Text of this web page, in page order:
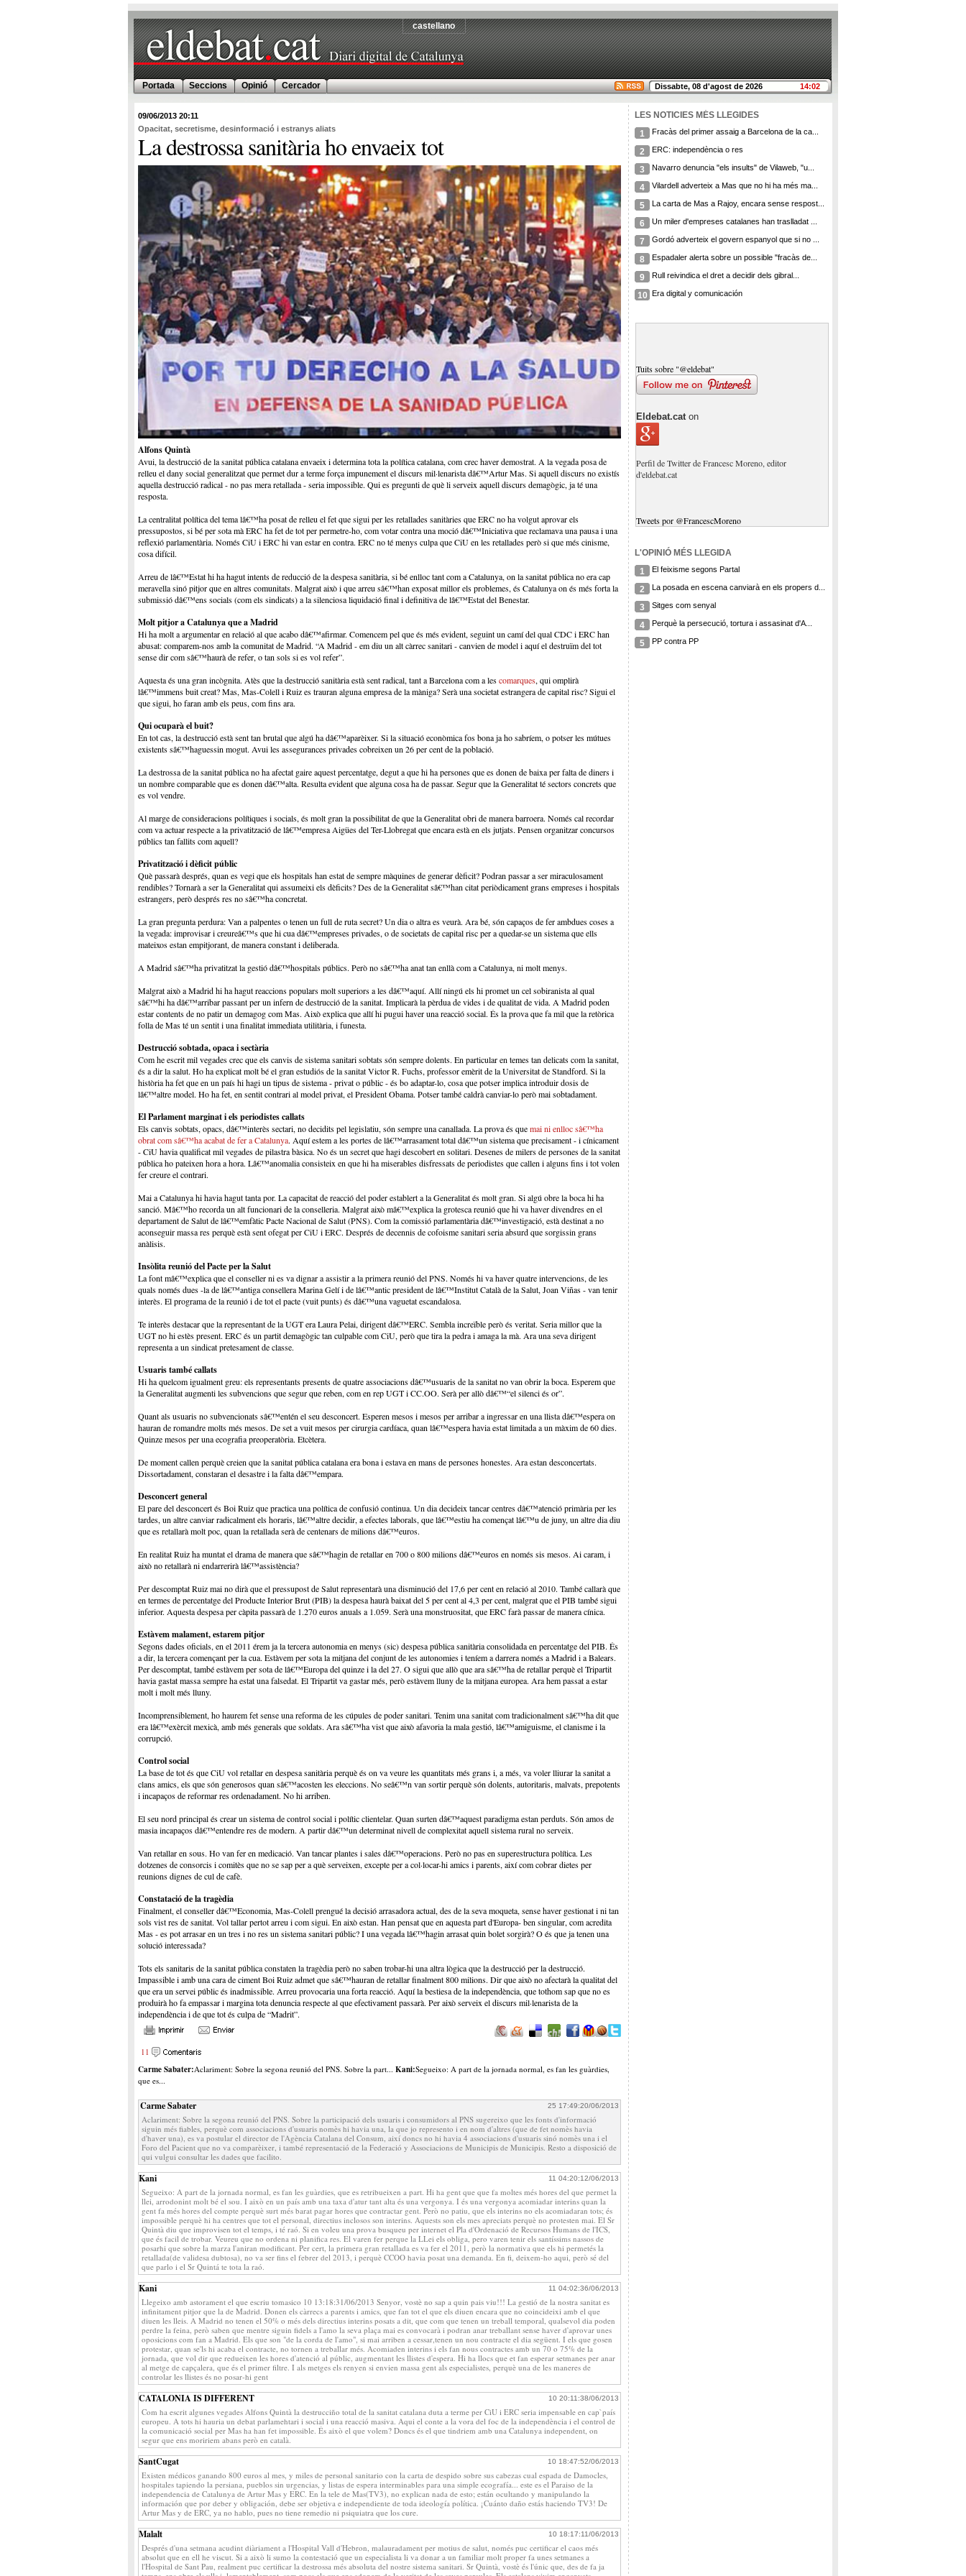
castellano
Dissabte, 08 d'agost de 2026 14:02
Portada Seccions Opinió Cercador
09/06/2013 20:11
Opacitat, secretisme, desinformació i estranys aliats
La destrossa sanitària ho envaeix tot
Alfons Quintà
Avui, la destrucció de la sanitat pública catalana envaeix i determina tota la política catalana, com crec haver demostrat. A la vegada posa de
relleu el dany social generalitzat que permet dur a terme força impunement el discurs mil·lenarista dâ€™Artur Mas. Si aquell discurs no existís
aquella destrucció radical - no pas mera retallada - seria impossible. Qui es pregunti de què li serveix aquell discurs demagògic, ja té una
resposta.
La centralitat política del tema lâ€™ha posat de relleu el fet que sigui per les retallades sanitàries que ERC no ha volgut aprovar els
pressupostos, si bé per sota mà ERC ha fet de tot per permetre-ho, com votar contra una moció dâ€™Iniciativa que reclamava una pausa i una
reflexió parlamentària. Només CiU i ERC hi van estar en contra. ERC no té menys culpa que CiU en les retallades però si que més cinisme,
cosa difícil.
Arreu de lâ€™Estat hi ha hagut intents de reducció de la despesa sanitària, si bé enlloc tant com a Catalunya, on la sanitat pública no era cap
meravella sinó pitjor que en altres comunitats. Malgrat això i que arreu sâ€™han exposat millor els problemes, és Catalunya on és més forta la
submissió dâ€™ens socials (com els sindicats) a la silenciosa liquidació final i definitiva de lâ€™Estat del Benestar.
Molt pitjor a Catalunya que a Madrid
Hi ha molt a argumentar en relació al que acabo dâ€™afirmar. Comencem pel que és més evident, seguint un camí del qual CDC i ERC han
abusat: comparem-nos amb la comunitat de Madrid. “A Madrid - em diu un alt càrrec sanitari - canvien de model i aquí el destruïm del tot
sense dir com sâ€™haurà de refer, o tan sols si es vol refer”.
Aquesta és una gran incògnita. Atès que la destrucció sanitària està sent radical, tant a Barcelona com a lescomarques, qui omplirà
lâ€™immens buit creat? Mas, Mas-Colell i Ruiz es trauran alguna empresa de la màniga? Serà una societat estrangera de capital risc? Sigui el
que sigui, ho faran amb els peus, com fins ara.
Qui ocuparà el buit?
En tot cas, la destrucció està sent tan brutal que algú ha dâ€™aparèixer. Si la situació econòmica fos bona ja ho sabríem, o potser les mútues
existents sâ€™haguessin mogut. Avui les assegurances privades cobreixen un 26 per cent de la població.
La destrossa de la sanitat pública no ha afectat gaire aquest percentatge, degut a que hi ha persones que es donen de baixa per falta de diners i
un nombre comparable que es donen dâ€™alta. Resulta evident que alguna cosa ha de passar. Segur que la Generalitat té sectors concrets que
es vol vendre.
Al marge de consideracions polítiques i socials, és molt gran la possibilitat de que la Generalitat obri de manera barroera. Només cal recordar
com va actuar respecte a la privatització de lâ€™empresa Aigües del Ter-Llobregat que encara està en els jutjats. Pensen organitzar concursos
públics tan fallits com aquell?
Privatització i dèficit públic
Què passarà després, quan es vegi que els hospitals han estat de sempre màquines de generar dèficit? Podran passar a ser miraculosament
rendibles? Tornarà a ser la Generalitat qui assumeixi els dèficits? Des de la Generalitat sâ€™han citat periòdicament grans empreses i hospitals
estrangers, però després res no sâ€™ha concretat.
La gran pregunta perdura: Van a palpentes o tenen un full de ruta secret? Un dia o altra es veurà. Ara bé, són capaços de fer ambdues coses a
la vegada: improvisar i creureâ€™s que hi cua dâ€™empreses privades, o de societats de capital risc per a quedar-se un sistema que ells
mateixos estan empitjorant, de manera constant i deliberada.
A Madrid sâ€™ha privatitzat la gestió dâ€™hospitals públics. Però no sâ€™ha anat tan enllà com a Catalunya, ni molt menys.
Malgrat això a Madrid hi ha hagut reaccions populars molt superiors a les dâ€™aquí. Allí ningú els hi promet un cel sobiranista al qual
sâ€™hi ha dâ€™arribar passant per un infern de destrucció de la sanitat. Implicarà la pèrdua de vides i de qualitat de vida. A Madrid poden
estar contents de no patir un demagog com Mas. Això explica que allí hi pugui haver una reacció social. És la prova que fa mil que la retòrica
folla de Mas té un sentit i una finalitat immediata utilitària, i funesta.
Destrucció sobtada, opaca i sectària
Com he escrit mil vegades crec que els canvis de sistema sanitari sobtats són sempre dolents. En particular en temes tan delicats com la sanitat,
és a dir la salut. Ho ha explicat molt bé el gran estudiós de la sanitat Victor R. Fuchs, professor emèrit de la Universitat de Standford. Si la
història ha fet que en un país hi hagi un tipus de sistema - privat o públic - és bo adaptar-lo, cosa que potser implica introduir dosis de
lâ€™altre model. Ho ha fet, en sentit contrari al model privat, el President Obama. Potser també caldrà canviar-lo però mai sobtadament.
El Parlament marginat i els periodistes callats
Els canvis sobtats, opacs, dâ€™interès sectari, no decidits pel legislatiu, són sempre una canallada. La prova és quemai ni enlloc sâ€™ha
obrat com sâ€™ha acabat de fer a Catalunya. Aquí estem a les portes de lâ€™arrasament total dâ€™un sistema que precisament - i cínicament
- CiU havia qualificat mil vegades de pilastra bàsica. No és un secret que hagi descobert en solitari. Desenes de milers de persones de la sanitat
pública ho pateixen hora a hora. Lâ€™anomalia consisteix en que hi ha miserables disfressats de periodistes que callen i alguns fins i tot volen
fer creure el contrari.
Mai a Catalunya hi havia hagut tanta por. La capacitat de reacció del poder establert a la Generalitat és molt gran. Si algú obre la boca hi ha
sanció. Mâ€™ho recorda un alt funcionari de la conselleria. Malgrat això mâ€™explica la grotesca reunió que hi va haver divendres en el
departament de Salut de lâ€™emfàtic Pacte Nacional de Salut (PNS). Com la comissió parlamentària dâ€™investigació, està destinat a no
aconseguir massa res perquè està sent ofegat per CiU i ERC. Després de decennis de cofoisme sanitari seria absurd que sorgissin grans
anàlisis.
Insòlita reunió del Pacte per la Salut
La font mâ€™explica que el conseller ni es va dignar a assistir a la primera reunió del PNS. Només hi va haver quatre intervencions, de les
quals només dues -la de lâ€™antiga consellera Marina Gelí i de lâ€™antic president de lâ€™Institut Català de la Salut, Joan Viñas - van tenir
interès. El programa de la reunió i de tot el pacte (vuit punts) és dâ€™una vaguetat escandalosa.
Te interès destacar que la representant de la UGT era Laura Pelai, dirigent dâ€™ERC. Sembla increïble però és veritat. Seria millor que la
UGT no hi estès present. ERC és un partit demagògic tan culpable com CiU, però que tira la pedra i amaga la mà. Ara una seva dirigent
representa a un sindicat pretesament de classe.
Usuaris també callats
Hi ha quelcom igualment greu: els representants presents de quatre associacions dâ€™usuaris de la sanitat no van obrir la boca. Esperem que
la Generalitat augmenti les subvencions que segur que reben, com en rep UGT i CC.OO. Serà per allò dâ€™“el silenci és or”.
Quant als usuaris no subvencionats sâ€™entén el seu desconcert. Esperen mesos i mesos per arribar a ingressar en una llista dâ€™espera on
hauran de romandre molts més mesos. De set a vuit mesos per cirurgia cardíaca, quan lâ€™espera havia estat limitada a un màxim de 60 dies.
Quinze mesos per una ecografia preoperatòria. Etcètera.
De moment callen perquè creien que la sanitat pública catalana era bona i estava en mans de persones honestes. Ara estan desconcertats.
Dissortadament, constaran el desastre i la falta dâ€™empara.
Desconcert general
El pare del desconcert és Boi Ruiz que practica una política de confusió continua. Un dia decideix tancar centres dâ€™atenció primària per les
tardes, un altre canviar radicalment els horaris, lâ€™altre decidir, a efectes laborals, que lâ€™estiu ha començat lâ€™u de juny, un altre dia diu
que es retallarà molt poc, quan la retallada serà de centenars de milions dâ€™euros.
En realitat Ruiz ha muntat el drama de manera que sâ€™hagin de retallar en 700 o 800 milions dâ€™euros en només sis mesos. Ai caram, i
això no retallarà ni endarrerirà lâ€™assistència?
Per descomptat Ruiz mai no dirà que el pressupost de Salut representarà una disminució del 17,6 per cent en relació al 2010. També callarà que
en termes de percentatge del Producte Interior Brut (PIB) la despesa haurà baixat del 5 per cent al 4,3 per cent, malgrat que el PIB també sigui
inferior. Aquesta despesa per càpita passarà de 1.270 euros anuals a 1.059. Serà una monstruositat, que ERC farà passar de manera cínica.
Estàvem malament, estarem pitjor
Segons dades oficials, en el 2011 érem ja la tercera autonomia en menys (sic) despesa pública sanitària consolidada en percentatge del PIB. És
a dir, la tercera començant per la cua. Estàvem per sota la mitjana del conjunt de les autonomies i teníem a darrera només a Madrid i a Balears.
Per descomptat, també estàvem per sota de lâ€™Europa del quinze i la del 27. O sigui que allò que ara sâ€™ha de retallar perquè el Tripartit
havia gastat massa sempre ha estat una falsedat. El Tripartit va gastar més, però estàvem lluny de la mitjana europea. Ara hem passat a estar
molt i molt més lluny.
Incomprensiblement, ho haurem fet sense una reforma de les cúpules de poder sanitari. Tenim una sanitat com tradicionalment sâ€™ha dit que
era lâ€™exèrcit mexicà, amb més generals que soldats. Ara sâ€™ha vist que això afavoria la mala gestió, lâ€™amiguisme, el clanisme i la
corrupció.
Control social
La base de tot és que CiU vol retallar en despesa sanitària perquè és on va veure les quantitats més grans i, a més, va voler lliurar la sanitat a
clans amics, els que són generosos quan sâ€™acosten les eleccions. No seâ€™n van sortir perquè són dolents, autoritaris, malvats, prepotents
i incapaços de reformar res ordenadament. No hi arriben.
El seu nord principal és crear un sistema de control social i polític clientelar. Quan surten dâ€™aquest paradigma estan perduts. Són amos de
masia incapaços dâ€™entendre res de modern. A partir dâ€™un determinat nivell de complexitat aquell sistema rural no serveix.
Van retallar en sous. Ho van fer en medicació. Van tancar plantes i sales dâ€™operacions. Però no pas en superestructura política. Les
dotzenes de consorcis i comitès que no se sap per a què serveixen, excepte per a col·locar-hi amics i parents, així com cobrar dietes per
reunions dignes de cul de cafè.
Constatació de la tragèdia
Finalment, el conseller dâ€™Economia, Mas-Colell prengué la decisió arrasadora actual, des de la seva moqueta, sense haver gestionat i ni tan
sols vist res de sanitat. Vol tallar pertot arreu i com sigui. En això estan. Han pensat que en aquesta part d'Europa- ben singular, com acredita
Mas - es pot arrasar en un tres i no res un sistema sanitari públic? I una vegada lâ€™hagin arrasat quin bolet sorgirà? O és que ja tenen una
solució interessada?
Tots els sanitaris de la sanitat pública constaten la tragèdia però no saben trobar-hi una altra lògica que la destrucció per la destrucció.
Impassible i amb una cara de ciment Boi Ruiz admet que sâ€™hauran de retallar finalment 800 milions. Dir que això no afectarà la qualitat del
que era un servei públic és inadmissible. Arreu provocaria una forta reacció. Aquí la bestiesa de la independència, que tothom sap que no es
produirà ho fa empassar i margina tota denuncia respecte al que efectivament passarà. Per això serveix el discurs mil·lenarista de la
independència i de que tot és culpa de “Madrit”.
11
Carme Sabater:Aclariment: Sobre la segona reunió del PNS. Sobre la part... Kani:Segueixo: A part de la jornada normal, es fan les guàrdies,
que es...
Carme Sabater 25 17:49:20/06/2013
Aclariment: Sobre la segona reunió del PNS. Sobre la participació dels usuaris i consumidors al PNS sugereixo que les fonts d'informació
siguin més fiables, perquè com associacions d'usuaris nomès hi havia una, la que jo represento i en nom d'altres (que de fet nomès havia
d'haver una), es va postular el director de l'Agència Catalana del Consum, així doncs no hi havia 4 associacions d'usuaris sinó nomès una i el
Foro del Pacient que no va comparèixer, i també representació de la Federació y Associacions de Municipis de Municipis. Resto a disposició de
qui vulgui consultar les dades que facilito.
Kani 11 04:20:12/06/2013
Segueixo: A part de la jornada normal, es fan les guàrdies, que es retribueixen a part. Hi ha gent que que fa moltes més hores del que permet la
llei, arrodonint molt bé el sou. I això en un país amb una taxa d'atur tant alta és una vergonya. I és una vergonya acomiadar interins quan la
gent fa més hores del compte perquè surt més barat pagar hores que contractar gent. Però no patiu, que els interins no els acomiadaran tots; és
impossible perquè hi ha centres que tot el personal, directius inclosos son interins. Aquests son els mes apreciats perquè no protesten mai. El Sr
Quintà diu que improvisen tot el temps, i té raó. Si en voleu una prova busqueu per internet el Pla d'Ordenació de Recursos Humans de l'ICS,
que és facil de trobar. Veureu que no ordena ni planifica res. El varen fer perque la LLei els obliga, pero varen tenir els santíssims nassos de
posarhi que sobre la marza l'aniran modificant. Per cert, la primera gran retallada es va fer el 2011, però la normativa que els hi permetés la
retallada(de validesa dubtosa), no va ser fins el febrer del 2013, i perquè CCOO havia posat una demanda. En fi, deixem-ho aqui, però sé del
que parlo i el Sr Quintá te tota la raó.
Kani 11 04:02:36/06/2013
Llegeixo amb astorament el que escriu tomasico 10 13:18:31/06/2013 Senyor, vostè no sap a quin pais viu!!! La gestió de la nostra sanitat es
infinitament pitjor que la de Madrid. Donen els càrrecs a parents i amics, que fan tot el que els diuen encara que no coincideixi amb el que
diuen les lleis. A Madrid no tenen el 50% o més dels directius interins posats a dit, que com que tenen un treball temporal, qualsevol dia poden
perdre la feina, però saben que mentre siguin fidels a l'amo la seva plaça mai es convocarà i podran anar treballant sense haver d'aprovar unes
oposicions com fan a Madrid. Els que son "de la corda de l'amo", si mai arriben a cessar,tenen un nou contracte el dia següent. I els que gosen
protestar, quan se'ls hi acaba el contracte, no tornen a treballar més. Acomiaden interins i els fan nous contractes amb un 70 o 75% de la
jornada, que vol dir que redueixen les hores d'atenció al públic, augmentant les llistes d'espera. Hi ha llocs que et fan esperar setmanes per anar
al metge de capçalera, que és el primer filtre. I als metges els renyen si envien massa gent als especialistes, perquè una de les maneres de
controlar les llistes és no posar-hi gent
CATALONIA IS DIFFERENT 10 20:11:38/06/2013
Com ha escrit algunes vegades Alfons Quintà la destrucciño total de la sanitat catalana duta a terme per CiU i ERC seria impensable en cap`país
europeu. A tots hi hauria un debat parlamehtari i social i una reacció masiva. Aqui el conte a la vora del foc de la independència i el control de
la comunicació social per Mas ha han fet impossible. És això el que volem? Doncs és el que tindriem amb una Catalunya independent, on
segur que ens moririem abans però en català.
SantCugat 10 18:47:52/06/2013
Existen médicos ganando 800 euros al mes, y miles de personal sanitario con la carta de despido sobre sus cabezas cual espada de Damocles,
hospitales tapiendo la persiana, pueblos sin urgencias, y listas de espera interminables para una simple ecografía... este es el Paraiso de la
independencia de Catalunya de Artur Mas y ERC. En la tele de Mas(TV3), no explican nada de esto; están ocultando y manipulando la
información que por deber y obligación, debe ser objetiva e independiente de toda ideología política. ¡Cuánto daño estás haciendo TV3! De
Artur Mas y de ERC, ya no hablo, pues no tiene remedio ni psiquiatra que los cure.
Malalt 10 18:17:11/06/2013
Després d'una setmana acudint diàriament a l'Hospital Vall d'Hebron, malauradament per motius de salut, només puc certificar el caos més
absolut que en ell he viscut. Si a això li sumo la contestació que un especialista li va donar a un familiar molt proper fa unes setmanes a
l'Hospital de Sant Pau, realment puc certificar la destrossa més absoluta del nostre sistema sanitari. Sr Quintà, vostè és l'únic que, des de fa ja
LES NOTICIES MÉS LLEGIDES
1
Fracàs del primer assaig a Barcelona de la ca...
2 ERC: independència o res
3 Navarro denuncia "els insults" de Vilaweb, "u...
4 Vilardell adverteix a Mas que no hi ha més ma...
5 La carta de Mas a Rajoy, encara sense respost...
6 Un miler d'empreses catalanes han traslladat ...
7 Gordó adverteix el govern espanyol que si no ...
8 Espadaler alerta sobre un possible "fracàs de...
9 Rull reivindica el dret a decidir dels gibral...
10 Era digital y comunicación
Tuits sobre "@eldebat"
Eldebat.cat on
Perfil de Twitter de Francesc Moreno, editor
d'eldebat.cat
Tweets por @FrancescMoreno
L'OPINIÓ MÉS LLEGIDA
1
El feixisme segons Partal
2 La posada en escena canviarà en els propers d...
3 Sitges com senyal
4 Perquè la persecució, tortura i assasinat d'A...
5 PP contra PP